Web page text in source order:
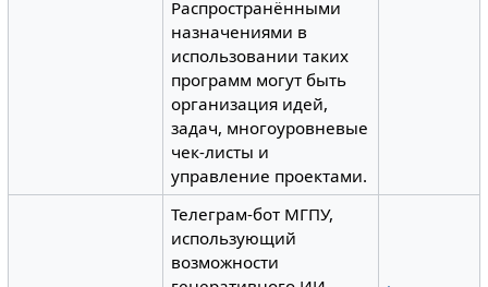
Распространёнными
назначениями в
использовании таких
программ могут быть
организация идей,
задач, многоуровневые
чек-листы и
управление проектами.
Телеграм-бот МГПУ,
использующий
возможности